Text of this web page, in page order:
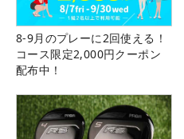
8-9月のプレーに2回使える！
コース限定2,000円クーポン
配布中！